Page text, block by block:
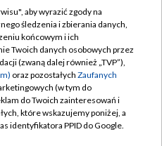
TVP
zgody
aby wyrazić zgody na
śledzenia i zbierania danych,
końcowym i ich
Twoich danych osobowych przez
(zwaną dalej również „TVP”),
oraz pozostałych Zaufanych
(w tym do
do Twoich zainteresowań i
które wskazujemy poniżej, a
identyfikatora PPID do Google.